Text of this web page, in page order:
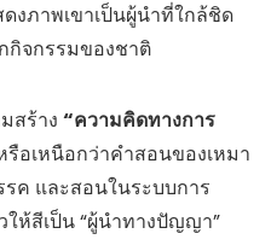
งภาพเขาเป็นผู้นำที่ใกล้ชิด
จกรรมของชาติ
สร้าง “ความคิดทางการ
รือเหนือกว่าคำสอนของเหมา
ค และสอนในระบบการ
ให้สีเป็น “ผู้นำทางปัญญา”